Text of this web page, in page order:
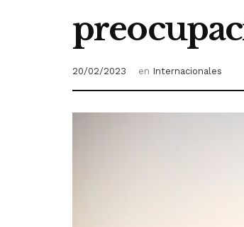
20/02/2023 en Internacionales